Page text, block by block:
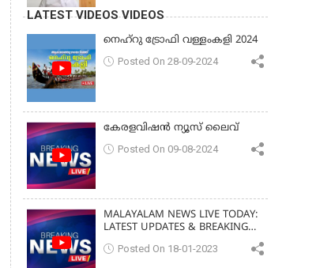
ആത്മാഭിമാനവും മാന്യതയും
LATEST VIDEOS VIDEOS
നെഹ്‌റു ട്രോഫി വള്ളംകളി 2024
Posted On 28-09-2024
കേരളവിഷൻ ന്യൂസ് ലൈവ്
Posted On 09-08-2024
MALAYALAM NEWS LIVE TODAY:
LATEST UPDATES & BREAKING
Posted On 18-01-2023